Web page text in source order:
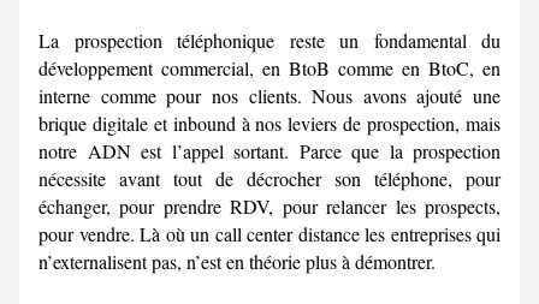
La prospection téléphonique reste un fondamental du
développement commercial, en BtoB comme en BtoC, en
interne comme pour nos clients. Nous avons ajouté une
brique digitale et inbound à nos leviers de prospection, mais
notre ADN est l’appel sortant. Parce que la prospection
nécessite avant tout de décrocher son téléphone, pour
échanger, pour prendre RDV, pour relancer les prospects,
pour vendre. Là où un call center distance les entreprises qui
n’externalisent pas, n’est en théorie plus à démontrer.